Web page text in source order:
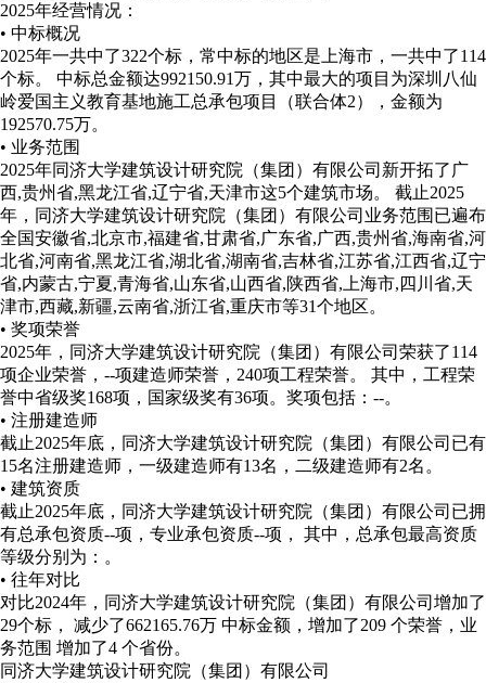
2025年经营情况：
• 中标概况
2025年一共中了322个标，常中标的地区是上海市，一共中了114
个标。 中标总金额达992150.91万，其中最大的项目为深圳八仙
岭爱国主义教育基地施工总承包项目（联合体2），金额为
192570.75万。
• 业务范围
2025年同济大学建筑设计研究院（集团）有限公司新开拓了广
西,贵州省,黑龙江省,辽宁省,天津市这5个建筑市场。
截止2025
年，同济大学建筑设计研究院（集团）有限公司业务范围已遍布
全国安徽省,北京市,福建省,甘肃省,广东省,广西,贵州省,海南省,河
北省,河南省,黑龙江省,湖北省,湖南省,吉林省,江苏省,江西省,辽宁
省,内蒙古,宁夏,青海省,山东省,山西省,陕西省,上海市,四川省,天
津市,西藏,新疆,云南省,浙江省,重庆市等31个地区。
• 奖项荣誉
2025年，同济大学建筑设计研究院（集团）有限公司荣获了114
项企业荣誉，--项建造师荣誉，240项工程荣誉。 其中，工程荣
誉中省级奖168项，国家级奖有36项。 奖项包括：--。
• 注册建造师
截止2025年底，同济大学建筑设计研究院（集团）有限公司已有
15名注册建造师，一级建造师有13名，二级建造师有2名。
• 建筑资质
截止2025年底，同济大学建筑设计研究院（集团）有限公司已拥
有总承包资质--项，专业承包资质--项， 其中，总承包最高资质
等级分别为：。
• 往年对比
对比2024年，同济大学建筑设计研究院（集团）有限公司增加了
29个标， 减少了662165.76万 中标金额，增加了209 个荣誉，业
务范围 增加了4 个省份。
同济大学建筑设计研究院（集团）有限公司